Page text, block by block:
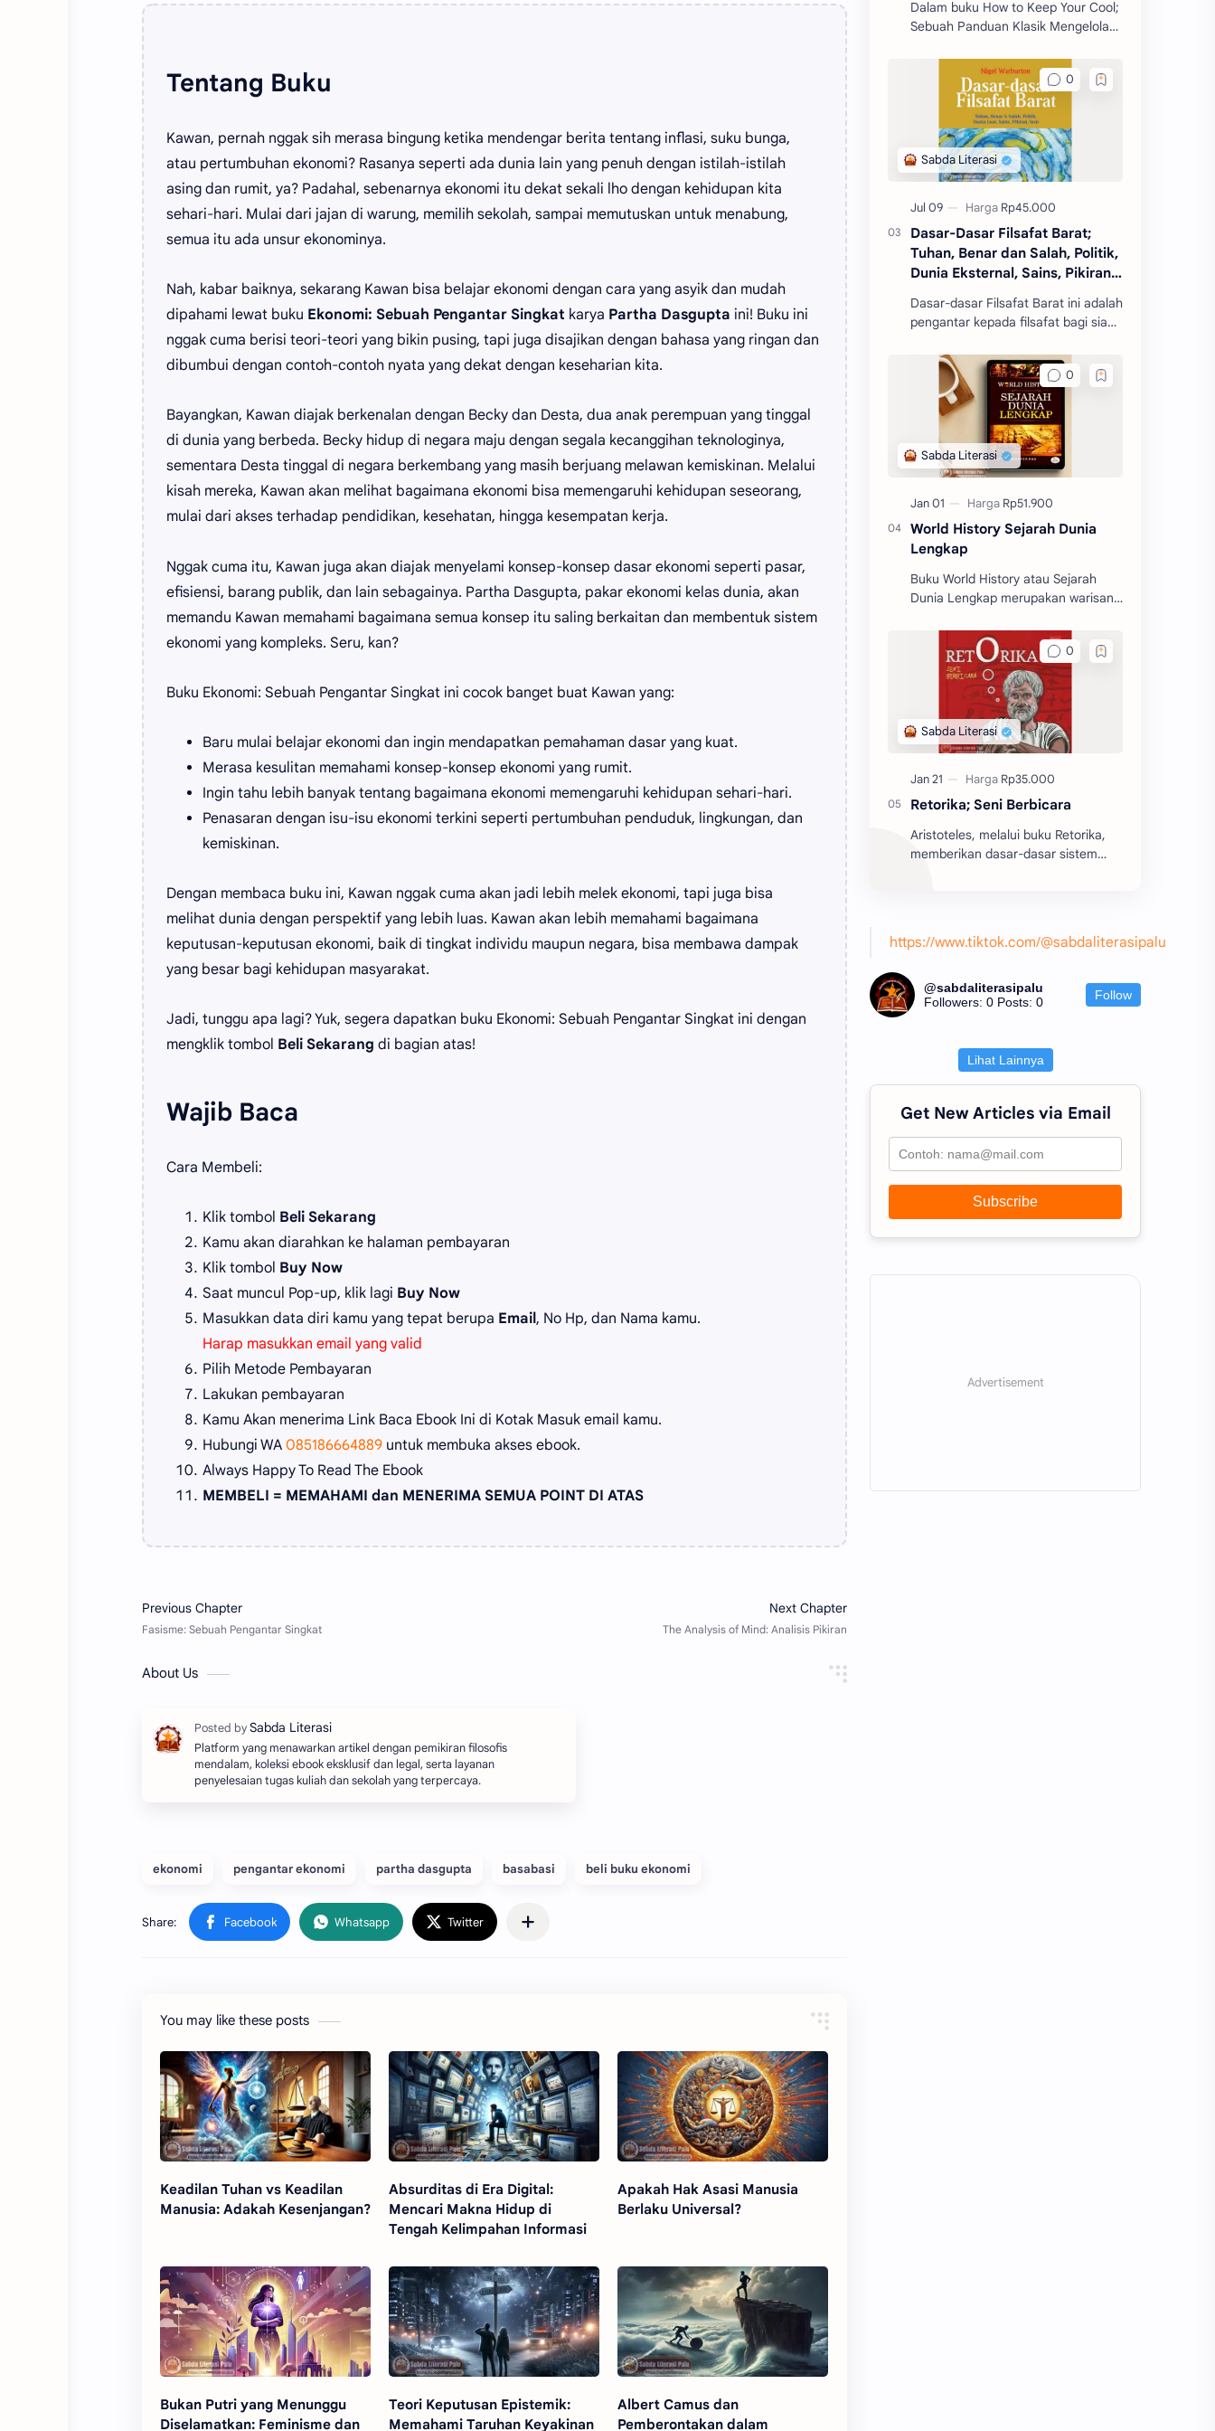
Tentang Buku
Kawan, pernah nggak sih merasa bingung ketika mendengar berita tentang inflasi, suku bunga,
atau pertumbuhan ekonomi? Rasanya seperti ada dunia lain yang penuh dengan istilah-istilah
asing dan rumit, ya? Padahal, sebenarnya ekonomi itu dekat sekali lho dengan kehidupan kita
sehari-hari. Mulai dari jajan di warung, memilih sekolah, sampai memutuskan untuk menabung,
semua itu ada unsur ekonominya.
Nah, kabar baiknya, sekarang Kawan bisa belajar ekonomi dengan cara yang asyik dan mudah
dipahami lewat buku Ekonomi: Sebuah Pengantar Singkat karya Partha Dasgupta ini! Buku ini
nggak cuma berisi teori-teori yang bikin pusing, tapi juga disajikan dengan bahasa yang ringan dan
dibumbui dengan contoh-contoh nyata yang dekat dengan keseharian kita.
Bayangkan, Kawan diajak berkenalan dengan Becky dan Desta, dua anak perempuan yang tinggal
di dunia yang berbeda. Becky hidup di negara maju dengan segala kecanggihan teknologinya,
sementara Desta tinggal di negara berkembang yang masih berjuang melawan kemiskinan. Melalui
kisah mereka, Kawan akan melihat bagaimana ekonomi bisa memengaruhi kehidupan seseorang,
mulai dari akses terhadap pendidikan, kesehatan, hingga kesempatan kerja.
Nggak cuma itu, Kawan juga akan diajak menyelami konsep-konsep dasar ekonomi seperti pasar,
efisiensi, barang publik, dan lain sebagainya. Partha Dasgupta, pakar ekonomi kelas dunia, akan
memandu Kawan memahami bagaimana semua konsep itu saling berkaitan dan membentuk sistem
ekonomi yang kompleks. Seru, kan?
Buku Ekonomi: Sebuah Pengantar Singkat ini cocok banget buat Kawan yang:
Baru mulai belajar ekonomi dan ingin mendapatkan pemahaman dasar yang kuat.
Merasa kesulitan memahami konsep-konsep ekonomi yang rumit.
Ingin tahu lebih banyak tentang bagaimana ekonomi memengaruhi kehidupan sehari-hari.
Penasaran dengan isu-isu ekonomi terkini seperti pertumbuhan penduduk, lingkungan, dan
kemiskinan.
Dengan membaca buku ini, Kawan nggak cuma akan jadi lebih melek ekonomi, tapi juga bisa
melihat dunia dengan perspektif yang lebih luas. Kawan akan lebih memahami bagaimana
keputusan-keputusan ekonomi, baik di tingkat individu maupun negara, bisa membawa dampak
yang besar bagi kehidupan masyarakat.
Jadi, tunggu apa lagi? Yuk, segera dapatkan buku Ekonomi: Sebuah Pengantar Singkat ini dengan
mengklik tombol Beli Sekarang di bagian atas!
Wajib Baca
Cara Membeli:
Klik tombol Beli Sekarang
Kamu akan diarahkan ke halaman pembayaran
Klik tombol Buy Now
Saat muncul Pop-up, klik lagi Buy Now
Masukkan data diri kamu yang tepat berupa Email, No Hp, dan Nama kamu.
Harap masukkan email yang valid
Pilih Metode Pembayaran
Lakukan pembayaran
Kamu Akan menerima Link Baca Ebook Ini di Kotak Masuk email kamu.
Hubungi WA 085186664889 untuk membuka akses ebook.
Always Happy To Read The Ebook
MEMBELI = MEMAHAMI dan MENERIMA SEMUA POINT DI ATAS
About Us
Platform yang menawarkan artikel dengan pemikiran filosofis
mendalam, koleksi ebook eksklusif dan legal, serta layanan
penyelesaian tugas kuliah dan sekolah yang terpercaya.
ekonomi pengantar ekonomi partha dasgupta basabasi beli buku ekonomi
You may like these posts
Keadilan Tuhan vs Keadilan
Manusia: Adakah Kesenjangan?
Absurditas di Era Digital:
Mencari Makna Hidup di
Tengah Kelimpahan Informasi
Apakah Hak Asasi Manusia
Berlaku Universal?
Bukan Putri yang Menunggu
Diselamatkan: Feminisme dan
Teori Keputusan Epistemik:
Memahami Taruhan Keyakinan
Albert Camus dan
Pemberontakan dalam
Dalam buku How to Keep Your Cool;
Sebuah Panduan Klasik Mengelola
berbagai prinsip dan strategi untuk
mengelola emosi, khus
Dasar-Dasar Filsafat Barat;
Tuhan, Benar dan Salah, Politik,
Dunia Eksternal, Sains, Pikiran,
Dasar-dasar Filsafat Barat ini adalah
pengantar kepada filsafat bagi siapa
mengenal filsafat.
World History Sejarah Dunia
Lengkap
Buku World History atau Sejarah
Dunia Lengkap merupakan warisan
memberikan gambaran yang begitu
jelas tentang sejarah dunia.
Retorika; Seni Berbicara
Aristoteles, melalui buku Retorika,
memberikan dasar-dasar sistem
https://www.tiktok.com/@sabdaliterasipalu
@sabdaliterasipalu
Followers: 0 Posts: 0 Follow
Lihat Lainnya
Get New Articles via Email
Subscribe